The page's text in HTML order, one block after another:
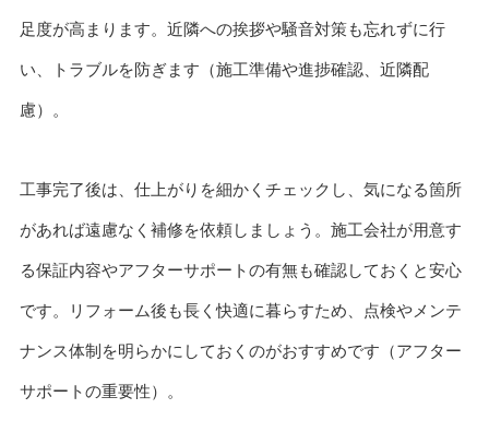
足度が高まります。近隣への挨拶や騒音対策も忘れずに行
い、トラブルを防ぎます（施工準備や進捗確認、近隣配
慮）。
工事完了後は、仕上がりを細かくチェックし、気になる箇所
があれば遠慮なく補修を依頼しましょう。施工会社が用意す
る保証内容やアフターサポートの有無も確認しておくと安心
です。リフォーム後も長く快適に暮らすため、点検やメンテ
ナンス体制を明らかにしておくのがおすすめです（アフター
サポートの重要性）。